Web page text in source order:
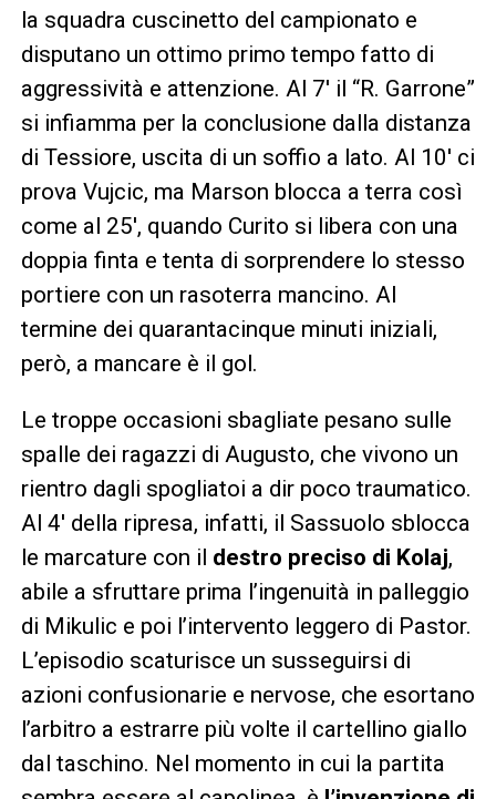
la squadra cuscinetto del campionato e
disputano un ottimo primo tempo fatto di
aggressività e attenzione. Al 7′ il “R. Garrone”
si infiamma per la conclusione dalla distanza
di Tessiore, uscita di un soffio a lato. Al 10′ ci
prova Vujcic, ma Marson blocca a terra così
come al 25′, quando Curito si libera con una
doppia finta e tenta di sorprendere lo stesso
portiere con un rasoterra mancino. Al
termine dei quarantacinque minuti iniziali,
però, a mancare è il gol.
Le troppe occasioni sbagliate pesano sulle
spalle dei ragazzi di Augusto, che vivono un
rientro dagli spogliatoi a dir poco traumatico.
Al 4′ della ripresa, infatti, il Sassuolo sblocca
le marcature con il destro preciso di Kolaj,
abile a sfruttare prima l’ingenuità in palleggio
di Mikulic e poi l’intervento leggero di Pastor.
L’episodio scaturisce un susseguirsi di
azioni confusionarie e nervose, che esortano
l’arbitro a estrarre più volte il cartellino giallo
dal taschino. Nel momento in cui la partita